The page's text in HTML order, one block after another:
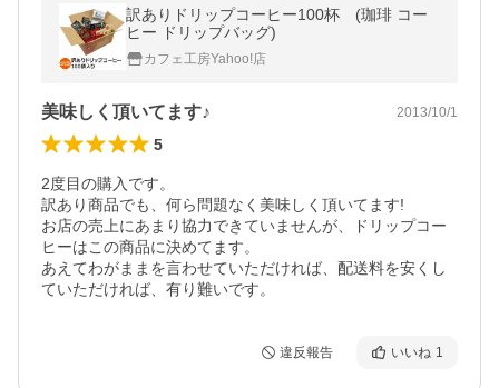
訳ありドリップコーヒー100杯 (珈琲 コー
ヒー ドリップバッグ)
カフェ工房Yahoo!店
美味しく頂いてます♪ 2013/10/1
5
2度目の購入です。
訳あり商品でも、何ら問題なく美味しく頂いてます!
お店の売上にあまり協力できていませんが、ドリップコー
ヒーはこの商品に決めてます。
あえてわがままを言わせていただければ、配送料を安くし
ていただければ、有り難いです。
違反報告 いいね 1